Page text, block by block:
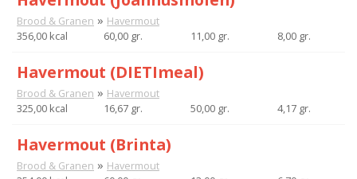
Brood & Granen » Havermout
356,00 kcal
60,00 gr. 11,00 gr. 8,00 gr.
Havermout (DIETImeal)
Brood & Granen » Havermout
325,00 kcal
16,67 gr. 50,00 gr. 4,17 gr.
Havermout (Brinta)
Brood & Granen » Havermout